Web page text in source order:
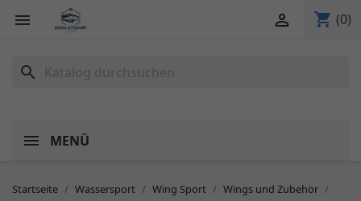
 shopping_cart (0)

search
MENÜ
Startseite Wassersport Wing Sport
Wings und Zubehör